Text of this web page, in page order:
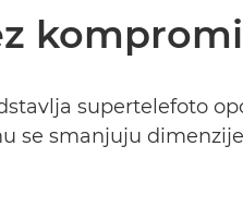
supertelefoto
se smanjuju